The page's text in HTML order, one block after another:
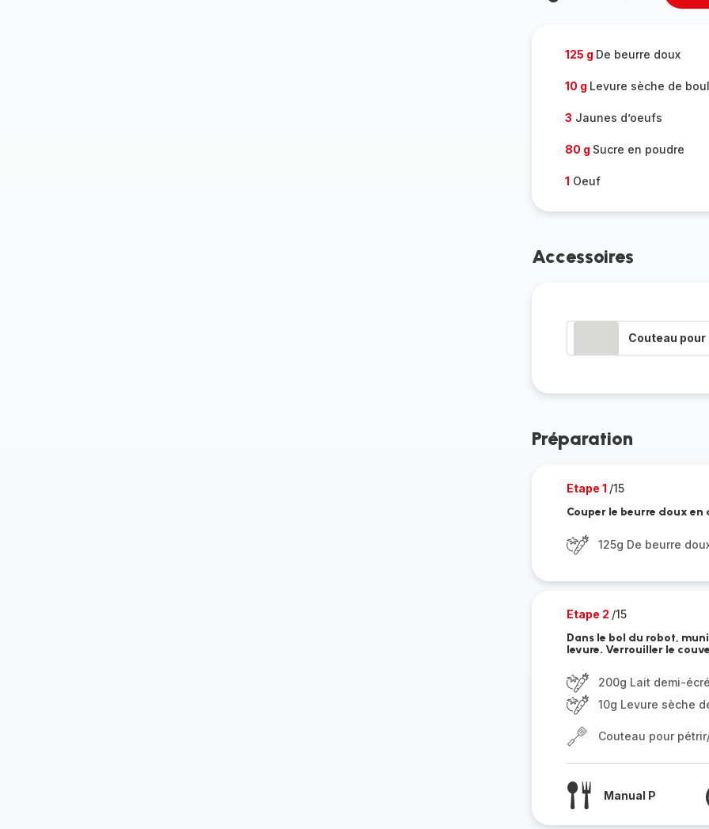
125 g De beurre doux
10 g Levure sèche de
3 Jaunes d’oeufs
80 g Sucre en poudre
1 Oeuf
Accessoires
Couteau
Préparation
Etape 1 /15
Couper le beurre doux
125g De beurre
Etape 2 /15
Dans le bol du robot,
levure. Verrouiller le
200g Lait demi-
10g Levure sèche
Couteau pour
Manual P